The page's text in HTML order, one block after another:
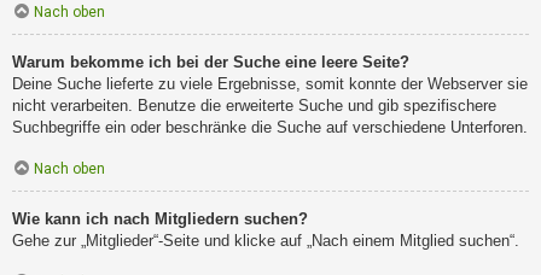
Nach oben
Warum bekomme ich bei der Suche eine leere Seite?
Deine Suche lieferte zu viele Ergebnisse, somit konnte der Webserver sie
nicht verarbeiten. Benutze die erweiterte Suche und gib spezifischere
Suchbegriffe ein oder beschränke die Suche auf verschiedene Unterforen.
Nach oben
Wie kann ich nach Mitgliedern suchen?
Gehe zur „Mitglieder“-Seite und klicke auf „Nach einem Mitglied suchen“.